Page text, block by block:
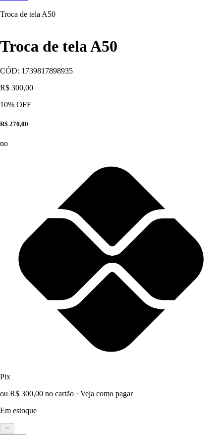
Troca de tela A50
Troca de tela A50
CÓD: 1739817898935
R$ 300,00
10% OFF
R$ 270,00
no
Pix
ou R$ 300,00 no cartão · Veja como pagar
Em estoque